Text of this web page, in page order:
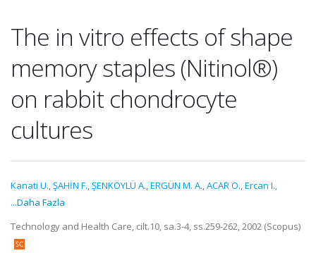
The in vitro effects of shape
memory staples (Nitinol®)
on rabbit chondrocyte
cultures
Kanati U.,ŞAHİN F.,ŞENKÖYLÜ A.,ERGÜN M. A.,ACAR O.,Ercan I.,
...Daha Fazla
Technology and Health Care, cilt.10, sa.3-4, ss.259-262, 2002 (Scopus)